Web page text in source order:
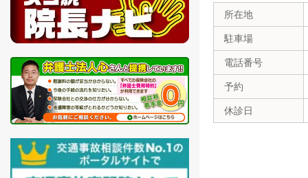
所在地
駐車場
電話番号
予約
休診日